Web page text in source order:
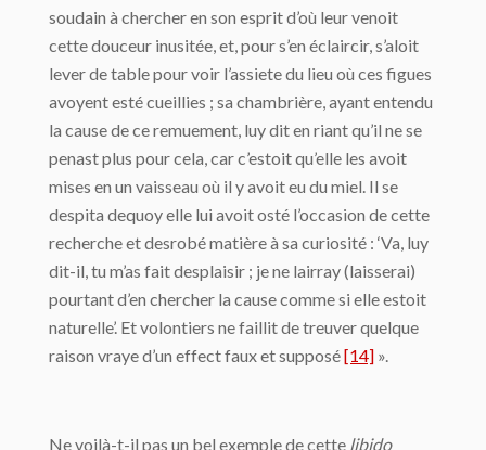
soudain à chercher en son esprit d’où leur venoit
cette douceur inusitée, et, pour s’en éclaircir, s’aloit
lever de table pour voir l’assiete du lieu où ces figues
avoyent esté cueillies ; sa chambrière, ayant entendu
la cause de ce remuement, luy dit en riant qu’il ne se
penast plus pour cela, car c’estoit qu’elle les avoit
mises en un vaisseau où il y avoit eu du miel. Il se
despita dequoy elle lui avoit osté l’occasion de cette
recherche et desrobé matière à sa curiosité : ‘Va, luy
dit-il, tu m’as fait desplaisir ; je ne lairray (laisserai)
pourtant d’en chercher la cause comme si elle estoit
naturelle’. Et volontiers ne faillit de treuver quelque
raison vraye d’un effect faux et supposé[14] ».
Ne voilà-t-il pas un bel exemple de cette libido